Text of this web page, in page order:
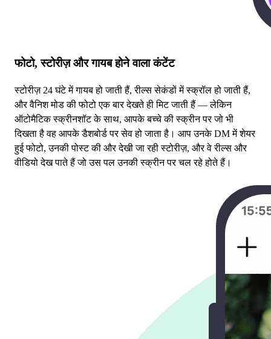
फोटो, स्टोरीज़ और गायब होने वाला कंटेंट
स्टोरीज़ 24 घंटे में गायब हो जाती हैं, रील्स सेकंडों में स्क्रॉल हो जाती हैं,
और वैनिश मोड की फोटो एक बार देखते ही मिट जाती हैं — लेकिन
ऑटोमैटिक स्क्रीनशॉट के साथ, आपके बच्चे की स्क्रीन पर जो भी
दिखता है वह आपके डैशबोर्ड पर सेव हो जाता है। आप उनके DM में शेयर
हुई फोटो, उनकी पोस्ट की और देखी जा रही स्टोरीज़, और वे रील्स और
वीडियो देख पाते हैं जो उस पल उनकी स्क्रीन पर चल रहे होते हैं।